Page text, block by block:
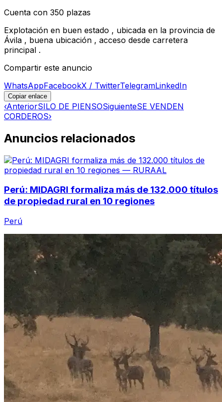
Cuenta con 350 plazas
Explotación en buen estado , ubicada en la provincia de
Ávila , buena ubicación , acceso desde carretera
principal .
Compartir este anuncio
WhatsAppFacebookX / TwitterTelegramLinkedIn
Copiar enlace
‹AnteriorSILO DE PIENSOSiguienteSE VENDEN
CORDEROS›
Anuncios relacionados
Perú: MIDAGRI formaliza más de 132.000 títulos
de propiedad rural en 10 regiones
Perú